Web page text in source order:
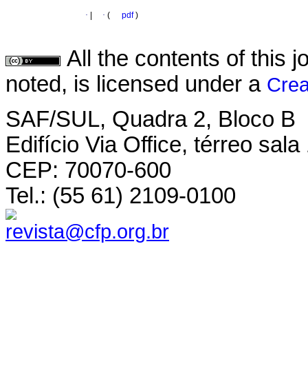
· · ( pdf)
All the contents of this
noted, is licensed under a
SAF/SUL, Quadra 2, Bloco B
Edifício Via Office, térreo sala
CEP: 70070-600
Tel.: (55 61) 2109-0100
revista@cfp.org.br